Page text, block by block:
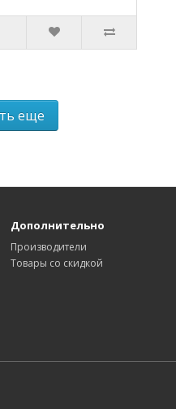
еще
Дополнительно
Производители
Товары со скидкой